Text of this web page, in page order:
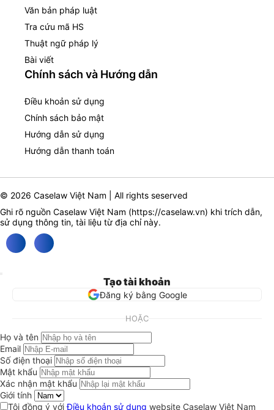
Văn bản pháp luật
Tra cứu mã HS
Thuật ngữ pháp lý
Bài viết
Chính sách và Hướng dẫn
Điều khoản sử dụng
Chính sách bảo mật
Hướng dẫn sử dụng
Hướng dẫn thanh toán
© 2026 Caselaw Việt Nam | All rights seserved
Ghi rõ nguồn Caselaw Việt Nam (https://caselaw.vn) khi trích dẫn,
sử dụng thông tin, tài liệu từ địa chỉ này.
Tạo tài khoản
Đăng ký bằng Google
HOẶC
Họ và tên
Email
Số điện thoại
Mật khẩu
Xác nhận mật khẩu
Giới tính
Tôi đồng ý vớiĐiều khoản sử dụng website Caselaw Việt Nam